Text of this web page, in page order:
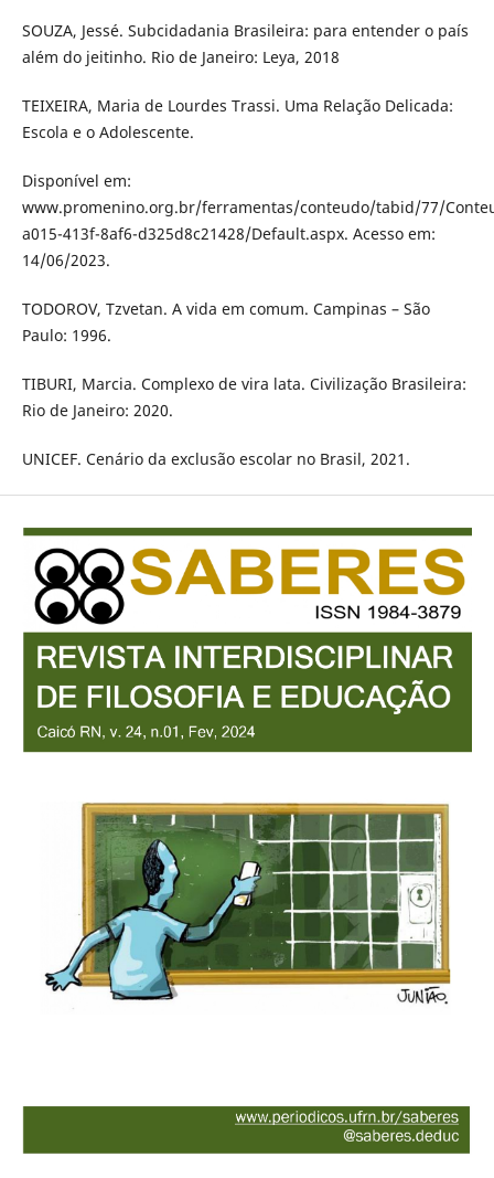
SOUZA, Jessé. Subcidadania Brasileira: para entender o país
além do jeitinho. Rio de Janeiro: Leya, 2018
TEIXEIRA, Maria de Lourdes Trassi. Uma Relação Delicada:
Escola e o Adolescente.
Disponível em:
www.promenino.org.br/ferramentas/conteudo/tabid/77/
a015-413f-8af6-d325d8c21428/Default.aspx. Acesso em:
14/06/2023.
TODOROV, Tzvetan. A vida em comum. Campinas – São
Paulo: 1996.
TIBURI, Marcia. Complexo de vira lata. Civilização Brasileira:
Rio de Janeiro: 2020.
UNICEF. Cenário da exclusão escolar no Brasil, 2021.